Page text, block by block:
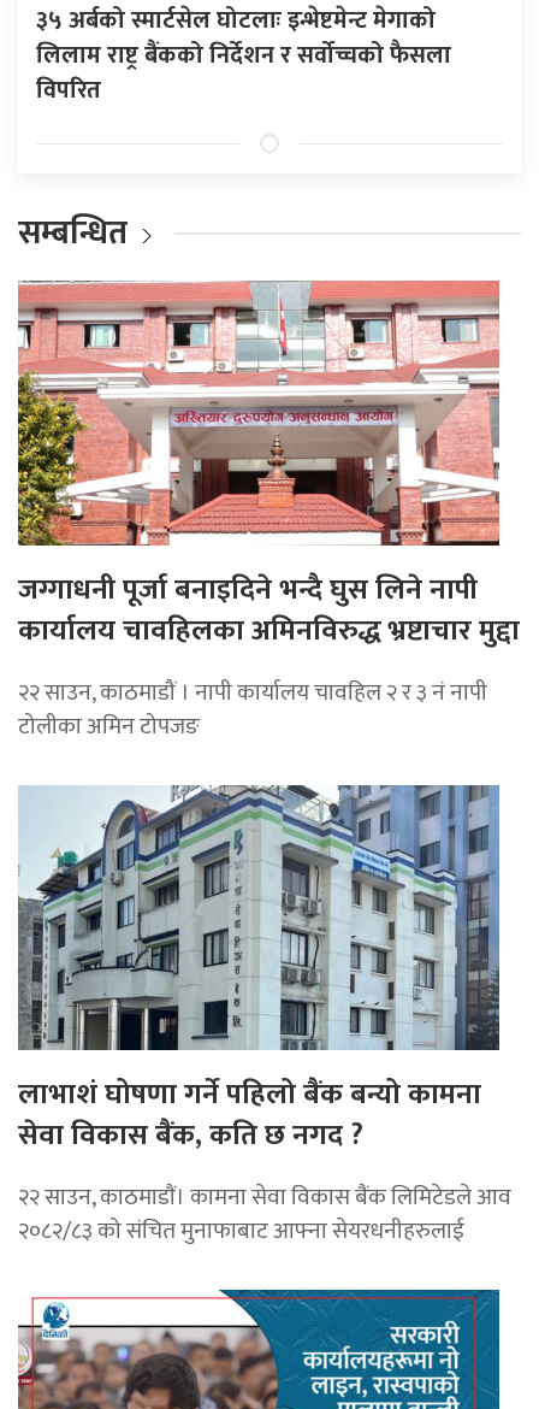
३५ अर्बको स्मार्टसेल घोटलाः इन्भेष्टमेन्ट मेगाको
लिलाम राष्ट्र बैंकको निर्देशन र सर्वोच्चको फैसला
विपरित
सम्बन्धित
जग्गाधनी पूर्जा बनाइदिने भन्दै घुस लिने नापी
कार्यालय चावहिलका अमिनविरुद्ध भ्रष्टाचार मुद्दा
२२ साउन, काठमाडौं । नापी कार्यालय चावहिल २ र ३ नं नापी
टोलीका अमिन टोपजङ
लाभाशं घोषणा गर्ने पहिलो बैंक बन्यो कामना
सेवा विकास बैंक, कति छ नगद ?
२२ साउन, काठमाडाैं। कामना सेवा विकास बैंक लिमिटेडले आव
२०८२/८३ को संचित मुनाफाबाट आफ्ना सेयरधनीहरुलाई